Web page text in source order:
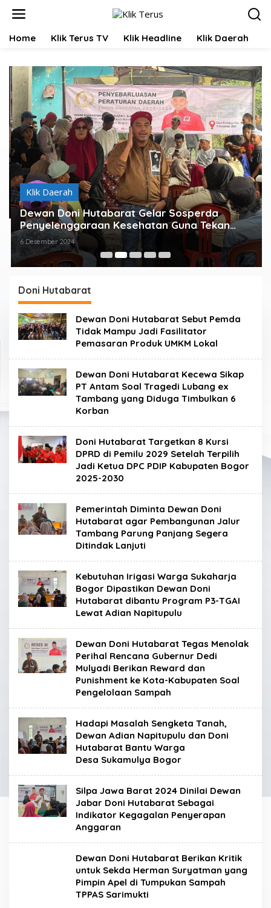
Home Klik Terus TV Klik Headline Klik Daerah
Klik Daerah
Dewan Doni Hutabarat Gelar Sosperda
Penyelenggaraan Kesehatan Guna Tekan
Laju Angka Stunting
6 Desember 2024
Doni Hutabarat
Dewan Doni Hutabarat Sebut Pemda
Tidak Mampu Jadi Fasilitator
Pemasaran Produk UMKM Lokal
Dewan Doni Hutabarat Kecewa Sikap
PT Antam Soal Tragedi Lubang ex
Tambang yang Diduga Timbulkan 6
Korban
Doni Hutabarat Targetkan 8 Kursi
DPRD di Pemilu 2029 Setelah Terpilih
Jadi Ketua DPC PDIP Kabupaten Bogor
2025-2030
Pemerintah Diminta Dewan Doni
Hutabarat agar Pembangunan Jalur
Tambang Parung Panjang Segera
Ditindak Lanjuti
Kebutuhan Irigasi Warga Sukaharja
Bogor Dipastikan Dewan Doni
Hutabarat dibantu Program P3-TGAI
Lewat Adian Napitupulu
Dewan Doni Hutabarat Tegas Menolak
Perihal Rencana Gubernur Dedi
Mulyadi Berikan Reward dan
Punishment ke Kota-Kabupaten Soal
Pengelolaan Sampah
Hadapi Masalah Sengketa Tanah,
Dewan Adian Napitupulu dan Doni
Hutabarat Bantu Warga
Desa Sukamulya Bogor
Silpa Jawa Barat 2024 Dinilai Dewan
Jabar Doni Hutabarat Sebagai
Indikator Kegagalan Penyerapan
Anggaran
Dewan Doni Hutabarat Berikan Kritik
untuk Sekda Herman Suryatman yang
Pimpin Apel di Tumpukan Sampah
TPPAS Sarimukti